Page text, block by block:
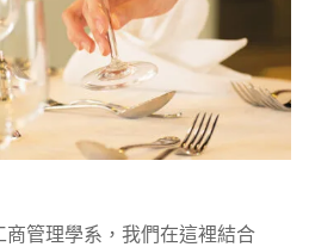
管理學系，我們在這裡結合